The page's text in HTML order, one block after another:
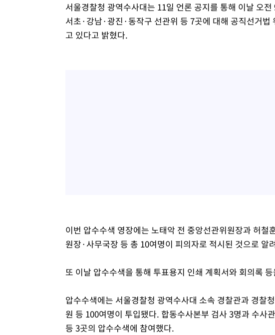
서울경찰청 광역수사대는 11일 언론 공지를 통해 이날 오
서초·강남·광진·동작구 선관위 등 7곳에 대해 공직선거
고 있다고 밝혔다.
이번 압수수색 영장에는 노태악 전 중앙선관위원장과 허철
원장·사무국장 등 총 10여명이 피의자로 적시된 것으로 알
또 이날 압수수색을 통해 투표용지 인쇄 계획서와 회의록
압수수색에는 서울경찰청 광역수사대 소속 경찰관과 경찰
원 등 100여명이 투입됐다. 합동수사본부 검사 3명과 수사
등 3곳의 압수수색에 참여했다.